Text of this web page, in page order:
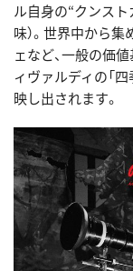
ル自身の“クンスト
味）。世界中から
ェなど、一般の価
ィヴァルディの「
映し出されます。